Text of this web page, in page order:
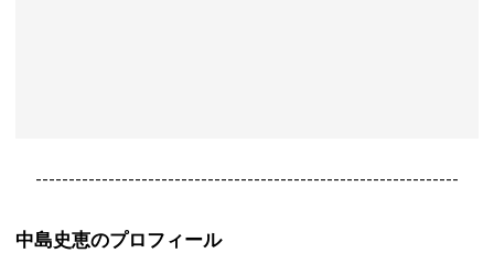
----------------------------------------------------------------
中島史恵のプロフィール